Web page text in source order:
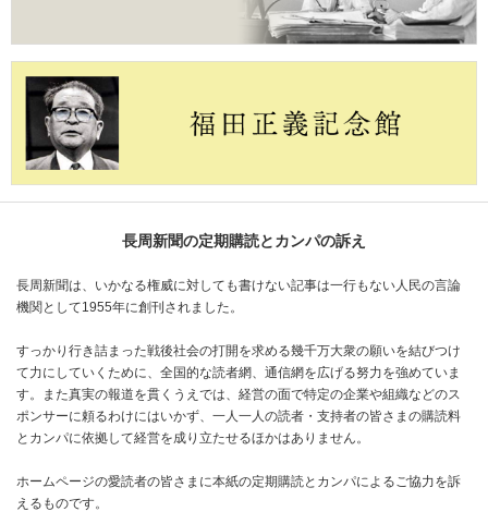
長周新聞の定期購読とカンパの訴え
長周新聞は、いかなる権威に対しても書けない記事は一行もない人民の言論
機関として1955年に創刊されました。
すっかり行き詰まった戦後社会の打開を求める幾千万大衆の願いを結びつけ
て力にしていくために、全国的な読者網、通信網を広げる努力を強めていま
す。また真実の報道を貫くうえでは、経営の面で特定の企業や組織などのス
ポンサーに頼るわけにはいかず、一人一人の読者・支持者の皆さまの購読料
とカンパに依拠して経営を成り立たせるほかはありません。
ホームページの愛読者の皆さまに本紙の定期購読とカンパによるご協力を訴
えるものです。